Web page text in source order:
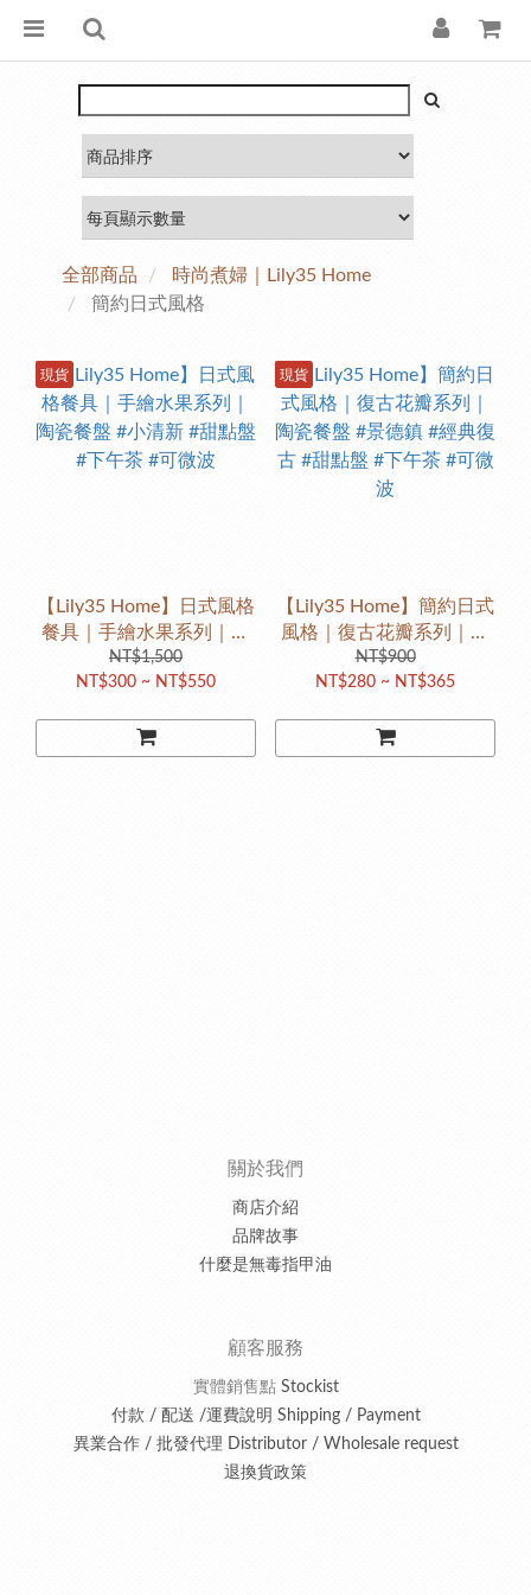
全部商品
時尚煮婦｜Lily35 Home
簡約日式風格
現貨
【Lily35 Home】日式風格
餐具｜手繪水果系列｜陶
瓷餐盤 #小清新 #甜點盤 #
下午茶 #可微波
NT$1,500
NT$300 ~ NT$550
現貨
【Lily35 Home】簡約日式
風格｜復古花瓣系列｜陶
瓷餐盤 #景德鎮 #經典復古
#甜點盤 #下午茶 #可微波
NT$900
NT$280 ~ NT$365
關於我們
商店介紹
品牌故事
什麼是無毒指甲油
顧客服務
實體銷售點Stockist
付款 / 配送 /運費說明 Shipping / Payment
異業合作 / 批發代理 Distributor / Wholesale request
退換貨政策